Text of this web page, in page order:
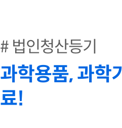
법인청산등기
과학용품, 과학
료!